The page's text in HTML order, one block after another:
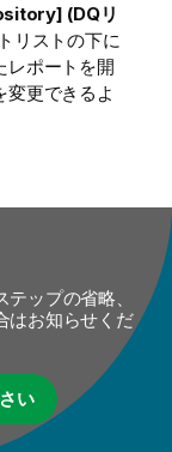
(DQリ
リストの下に
レポートを開
変更できるよ
ップの省略、
はお知らせくだ
い